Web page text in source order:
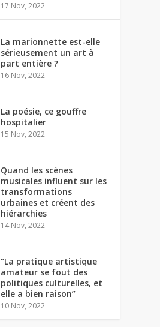
17 Nov, 2022
La marionnette est-elle
sérieusement un art à
part entière ?
16 Nov, 2022
La poésie, ce gouffre
hospitalier
15 Nov, 2022
Quand les scènes
musicales influent sur les
transformations
urbaines et créent des
hiérarchies
14 Nov, 2022
“La pratique artistique
amateur se fout des
politiques culturelles, et
elle a bien raison”
10 Nov, 2022